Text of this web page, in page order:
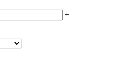
+